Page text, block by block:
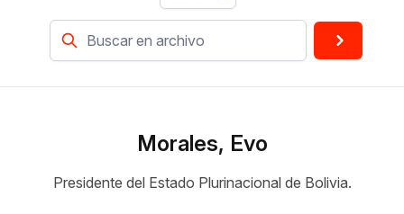
Morales, Evo
Presidente del Estado Plurinacional de Bolivia.